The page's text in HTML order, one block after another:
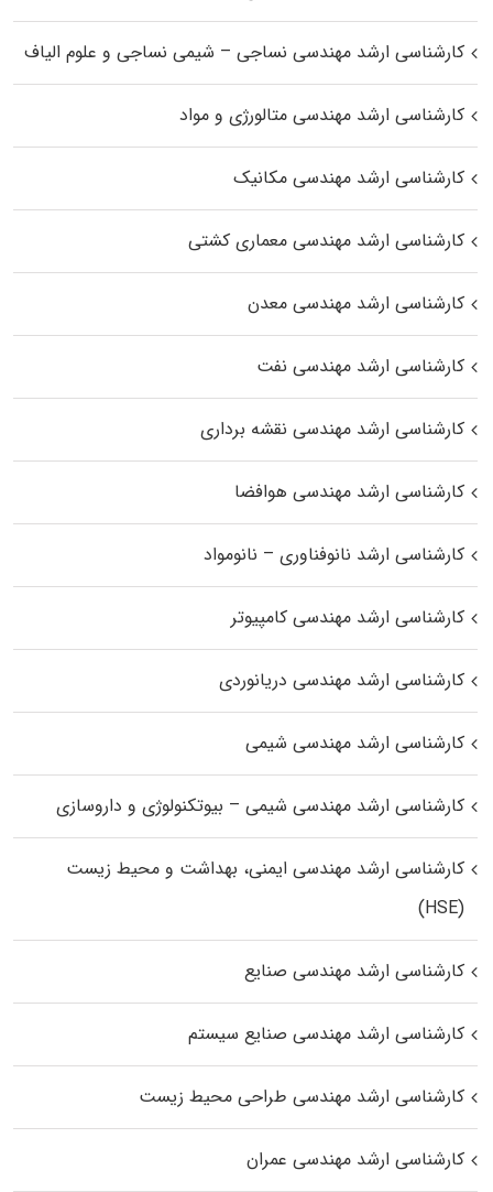
کارشناسی ارشد مهندسی نساجی – شیمی نساجی و علوم الیاف
کارشناسی ارشد مهندسی متالورژی و مواد
کارشناسی ارشد مهندسی مکانیک
کارشناسی ارشد مهندسی معماری کشتی
کارشناسی ارشد مهندسی معدن
کارشناسی ارشد مهندسی نفت
کارشناسی ارشد مهندسی نقشه برداری
کارشناسی ارشد مهندسی هوافضا
کارشناسی ارشد نانوفناوری – نانومواد
کارشناسی ارشد مهندسی کامپیوتر
کارشناسی ارشد مهندسی دریانوردی
کارشناسی ارشد مهندسی شیمی
کارشناسی ارشد مهندسی شیمی – بیوتکنولوژی و داروسازی
کارشناسی ارشد مهندسی ایمنی، بهداشت و محیط زیست
(HSE)
کارشناسی ارشد مهندسی صنایع
کارشناسی ارشد مهندسی صنایع سیستم
کارشناسی ارشد مهندسی طراحی محیط زیست
کارشناسی ارشد مهندسی عمران